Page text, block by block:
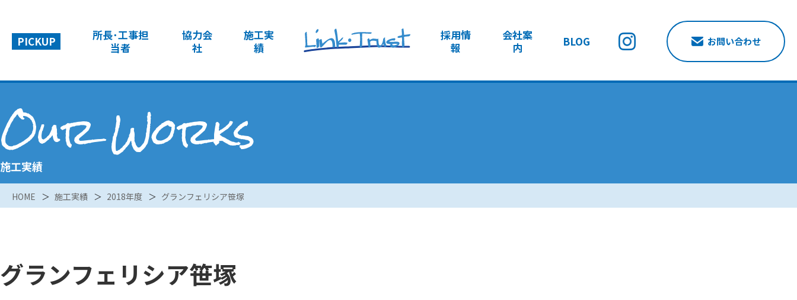
PICKUP
所長･工事担
当者
協力会
社
施工実
績
採用情
報
会社案
内
BLOG お問い合わせ
Our Works
施工実績
HOME 施工実績 2018年度 グランフェリシア笹塚
グランフェリシア笹塚